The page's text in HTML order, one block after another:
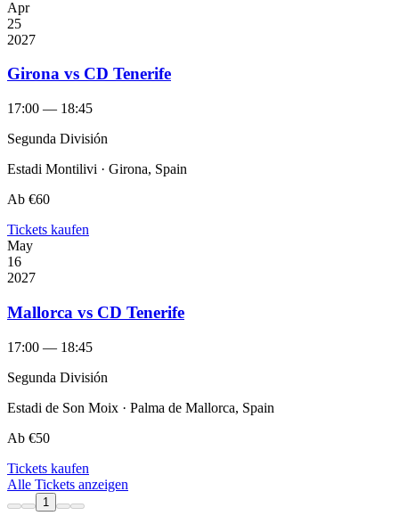
Apr
25
2027
Girona vs CD Tenerife
17:00 — 18:45
Segunda División
Estadi Montilivi · Girona, Spain
Ab €60
Tickets kaufen
May
16
2027
Mallorca vs CD Tenerife
17:00 — 18:45
Segunda División
Estadi de Son Moix · Palma de Mallorca, Spain
Ab €50
Tickets kaufen
Alle Tickets anzeigen
1